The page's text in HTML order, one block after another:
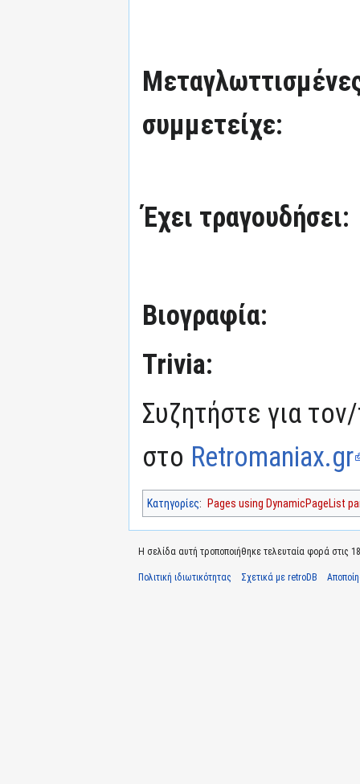
συμμετείχε:
Έχει τραγουδήσει:
Βιογραφία:
Trivia:
Συζητήστε για
στο Retromaniax.gr
Κατηγορίες: Pages using DynamicPageList
Η σελίδα αυτή τροποποιήθηκε τελευταία φορά στις
Πολιτική ιδιωτικότητας Σχετικά με retroDB